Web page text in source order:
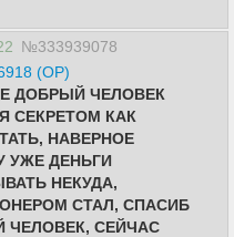
№333939078
(OP)
ДОБРЫЙ ЧЕЛОВЕК
СЕКРЕТОМ КАК
НАВЕРНОЕ
УЖЕ ДЕНЬГИ
НЕКУДА,
СТАЛ, СПАСИБ
ЧЕЛОВЕК, СЕЙЧАС